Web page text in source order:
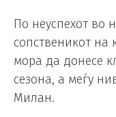
По неуспехот во
сопственикот на
мора да донесе
сезона, а меѓу
Милан.